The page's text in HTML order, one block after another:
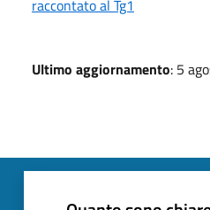
raccontato al Tg1
Ultimo aggiornamento: 5